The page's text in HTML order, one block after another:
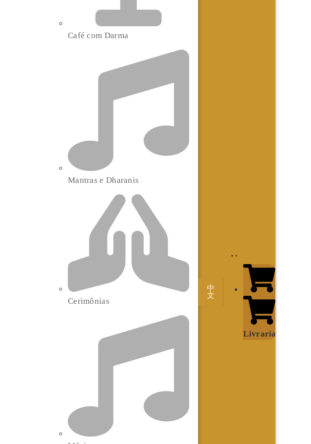
Café com Darma
Mantras e Dharanis
Cerimônias
中
文
Livraria